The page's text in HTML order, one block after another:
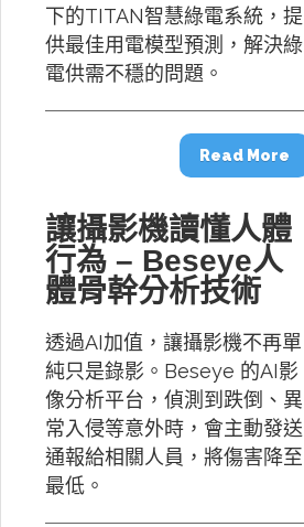
下的TITAN智慧綠電系統，提
供最佳用電模型預測，解決綠
電供需不穩的問題。
Read More
讓攝影機讀懂人體
行為 – Beseye人
體骨幹分析技術
透過AI加值，讓攝影機不再單
純只是錄影。Beseye 的AI影
像分析平台，偵測到跌倒、異
常入侵等意外時，會主動發送
通報給相關人員，將傷害降至
最低。